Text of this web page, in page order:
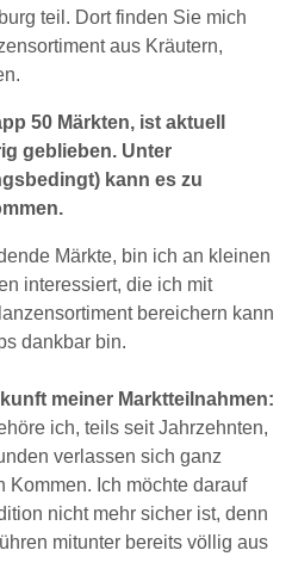
teil. Dort finden Sie mich
aus Kräutern,
50 Märkten, ist aktuell
geblieben. Unter
kann es zu
Märkte, bin ich an kleinen
interessiert, die ich mit
bereichern kann
dankbar bin.
meiner Marktteilnahmen:
ich, teils seit Jahrzehnten,
verlassen sich ganz
Kommen. Ich möchte darauf
nicht mehr sicher ist, denn
mitunter bereits völlig aus